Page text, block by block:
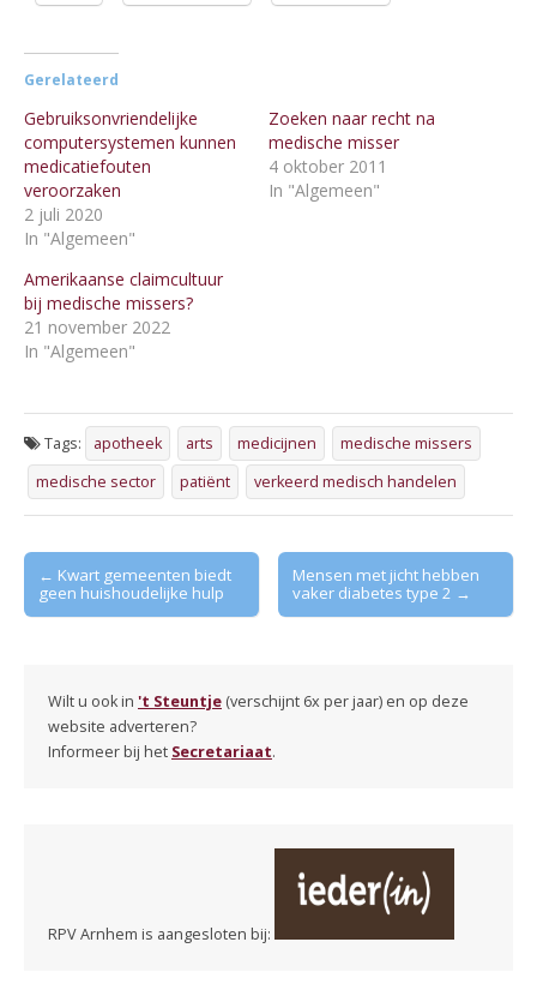
Gerelateerd
Gebruiksonvriendelijke
computersystemen kunnen
medicatiefouten
veroorzaken
2 juli 2020
In "Algemeen"
Zoeken naar recht na
medische misser
4 oktober 2011
In "Algemeen"
Amerikaanse claimcultuur
bij medische missers?
21 november 2022
In "Algemeen"
Tags: apotheek arts medicijnen
medische missers
medische sector
patiënt verkeerd medisch handelen
Post
navigation
← Kwart gemeenten biedt
geen huishoudelijke hulp
Mensen met jicht hebben
vaker diabetes type 2 →
Wilt u ook in 't Steuntje (verschijnt 6x per jaar) en op deze
website adverteren?
Informeer bij het Secretariaat.
RPV Arnhem is aangesloten bij: